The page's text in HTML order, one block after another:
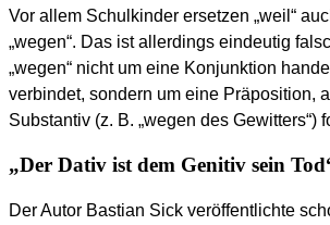
Vor allem Schulkinder ersetzen „weil“
„wegen“. Das ist allerdings eindeutig
„wegen“ nicht um eine Konjunktion
verbindet, sondern um eine Präposition,
Substantiv (z. B. „wegen des Gewitters“)
„Der Dativ ist dem Genitiv sein
Der Autor Bastian Sick veröffentlichte